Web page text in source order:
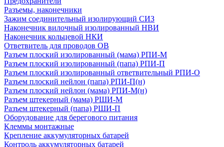
Разъемы, наконечники
Зажим соединительный изолирующий СИЗ
Наконечник вилочный изолированный НВИ
Наконечник кольцевой НКИ
Ответвитель для проводов ОВ
Разъем плоский изолированный (мама) РПИ-М
Разъем плоский изолированный (папа) РПИ-П
Разъем плоский изолированный ответвительный РПИ-О
Разъем плоский нейлон (папа) РПИ-П(н)
Разъем плоский нейлон (мама) РПИ-М(н)
Разъем штекерный (мама) РШИ-М
Разъем штекерный (папа) РШИ-П
Оборудование для берегового питания
Клеммы монтажные
Крепление аккумуляторных батарей
Контроль аккумуляторных батарей